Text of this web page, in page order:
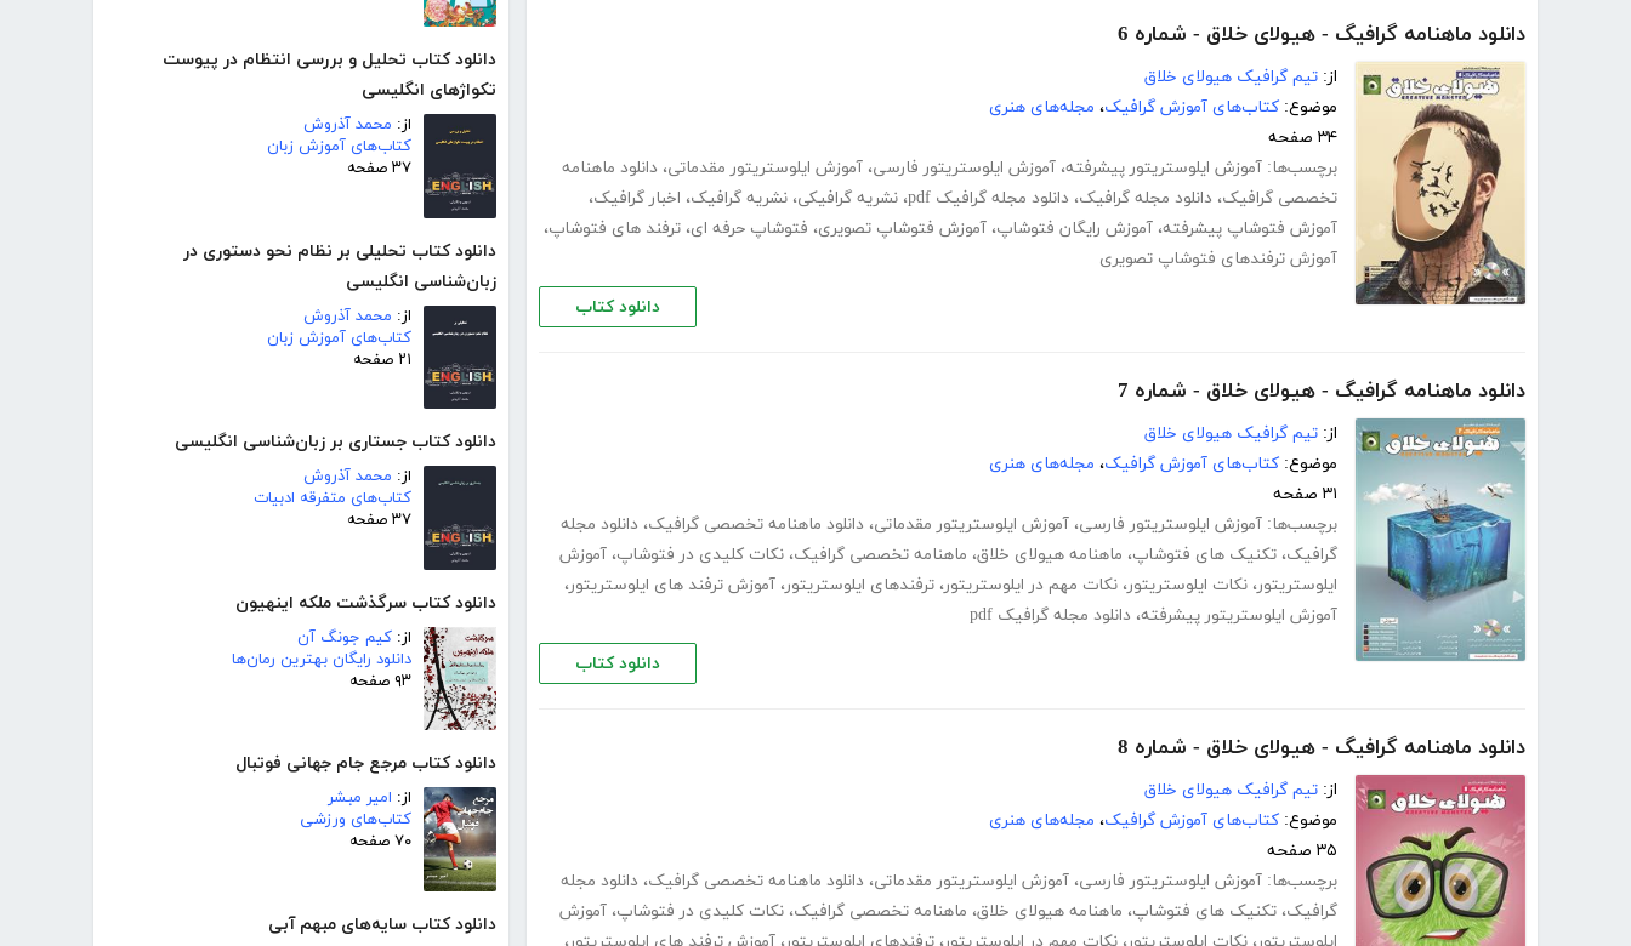
دانلود کتاب تحلیل و بررسی انتظام در پیوست
تکواژهای انگلیسی
از: محمد آذروش
کتاب‌های آموزش زبان
۳۷ صفحه
دانلود کتاب تحلیلی بر نظام نحو دستوری در
زبان‌شناسی انگلیسی
از: محمد آذروش
کتاب‌های آموزش زبان
۲۱ صفحه
دانلود کتاب جستاری بر زبان‌شناسی انگلیسی
از: محمد آذروش
کتاب‌های متفرقه ادبیات
۳۷ صفحه
دانلود کتاب سرگذشت ملکه اینهیون
از: کیم جونگ آن
دانلود رایگان بهترین رمان‌ها
۹۳ صفحه
دانلود کتاب مرجع جام جهانی فوتبال
از: امیر مبشر
کتاب‌های ورزشی
۷۰ صفحه
دانلود کتاب سایه‌های مبهم آبی
دانلود ماهنامه گرافیگ - هیولای خلاق - شماره 6
از: تیم گرافیک هیولای خلاق
موضوع: کتاب‌های آموزش گرافیک، مجله‌های هنری
۳۴ صفحه
برچسب‌ها: آموزش ایلوستریتور پیشرفته، آموزش ایلوستریتور فارسی، آموزش ایلوستریتور مقدماتی، دانلود ماهنامه
تخصصی گرافیک، دانلود مجله گرافیک، دانلود مجله گرافیک pdf ، نشریه گرافیکی، نشریه گرافیک، اخبار گرافیک،
آموزش فتوشاپ پیشرفته، آموزش رایگان فتوشاپ، آموزش فتوشاپ تصویری، فتوشاپ حرفه ای، ترفند های فتوشاپ،
آموزش ترفندهای فتوشاپ تصویری
دانلود کتاب
دانلود ماهنامه گرافیگ - هیولای خلاق - شماره 7
از: تیم گرافیک هیولای خلاق
موضوع: کتاب‌های آموزش گرافیک، مجله‌های هنری
۳۱ صفحه
برچسب‌ها: آموزش ایلوستریتور فارسی، آموزش ایلوستریتور مقدماتی، دانلود ماهنامه تخصصی گرافیک، دانلود مجله
گرافیک، تکنیک های فتوشاپ، ماهنامه هیولای خلاق، ماهنامه تخصصی گرافیک، نکات کلیدی در فتوشاپ، آموزش
ایلوستریتور، نکات ایلوستریتور، نکات مهم در ایلوستریتور، ترفندهای ایلوستریتور، آموزش ترفند های ایلوستریتور،
آموزش ایلوستریتور پیشرفته، دانلود مجله گرافیک pdf
دانلود کتاب
دانلود ماهنامه گرافیگ - هیولای خلاق - شماره 8
از: تیم گرافیک هیولای خلاق
موضوع: کتاب‌های آموزش گرافیک، مجله‌های هنری
۳۵ صفحه
برچسب‌ها: آموزش ایلوستریتور فارسی، آموزش ایلوستریتور مقدماتی، دانلود ماهنامه تخصصی گرافیک، دانلود مجله
گرافیک، تکنیک های فتوشاپ، ماهنامه هیولای خلاق، ماهنامه تخصصی گرافیک، نکات کلیدی در فتوشاپ، آموزش